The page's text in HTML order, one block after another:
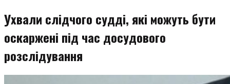
Ухвали слідчого судді, які можуть бути
оскаржені під час досудового
розслідування